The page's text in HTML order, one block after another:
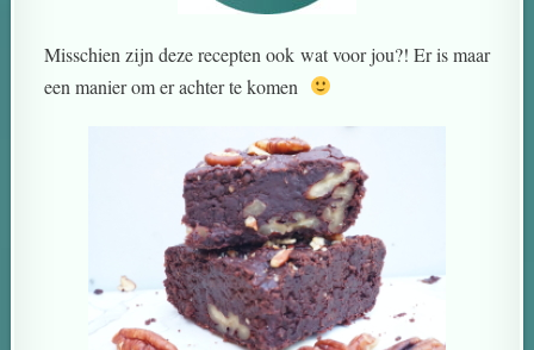
Misschien zijn deze recepten ook wat voor jou?! Er is maar
een manier om er achter te komen